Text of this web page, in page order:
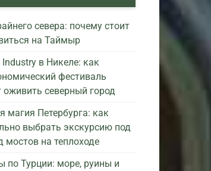
севера: почему стоит
на Таймыр
Industry в Никеле: как
фестиваль
северный город
магия Петербурга: как
выбрать экскурсию под
мостов на теплоходе
по Турции: море, руины и